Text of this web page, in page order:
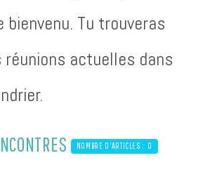
bienvenu. Tu trouveras
actuelles dans
NOMBRE D'ARTICLES : 0